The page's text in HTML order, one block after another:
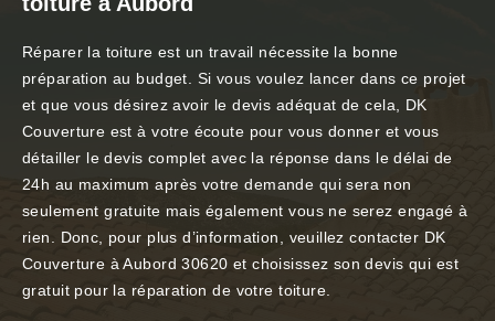
Réparer la toiture est un travail nécessite la bonne
préparation au budget. Si vous voulez lancer dans ce projet
et que vous désirez avoir le devis adéquat de cela, DK
Couverture est à votre écoute pour vous donner et vous
détailler le devis complet avec la réponse dans le délai de
24h au maximum après votre demande qui sera non
seulement gratuite mais également vous ne serez engagé à
rien. Donc, pour plus d’information, veuillez contacter DK
Couverture à Aubord 30620 et choisissez son devis qui est
gratuit pour la réparation de votre toiture.